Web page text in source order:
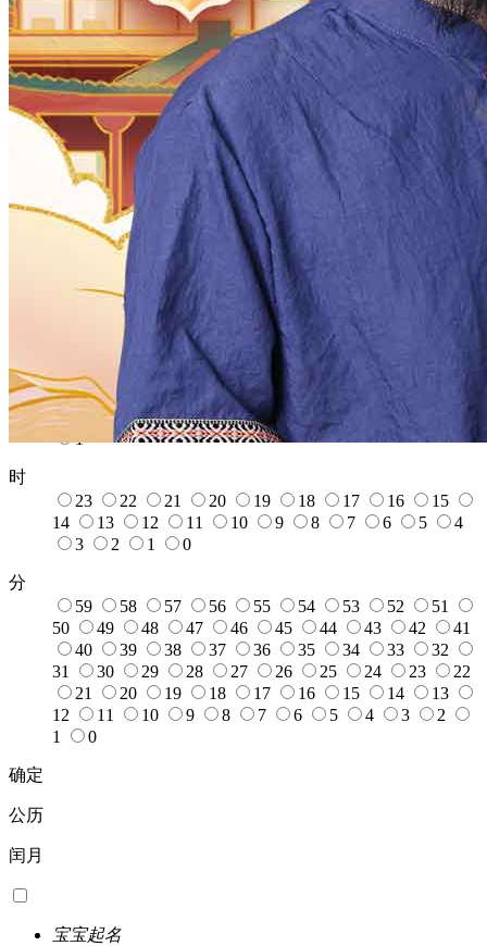
1969 1968 1967 1966 1965
1964
1963
1962 1961 1960 1959
1958
1957
1956 1955 1953 1952
1951
1950
1949 1948 1947
1944
1943 1942 1941 1940 1939
1938
1937
1936 1935 1934 1933
1932
1931
1930 1928 1927 1926
1924
1923 1922 1920
1919
1918
1916 1915 1914
1912
1911
1909 1908 1907
1905
1904 1903 1902 1900
12
11 7
31
30 29 28 27 25 24
22
21 20 18 17
12
11 10 9 8 7 4
1
时
23
22 21 20 19 18 17 16
15
14
13 12 11 10 9 8 7 6 5
4
3
2 1 0
分
59
58 57 56 55 54 53 52
51
50
49 48 47 46 45 44 43 42
41
40
39 38 37 36 35 34 33
32
31
30 29 28 27 26 25 24 23
22
21
20 19 18 17 16 15 14
13
12
11 10 9 8 7 6 5 4 3
2
1
0
确定
公历
闰月
宝宝起名